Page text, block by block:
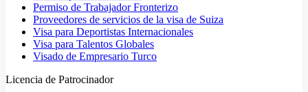
Permiso de Trabajador Fronterizo
Proveedores de servicios de la visa de Suiza
Visa para Deportistas Internacionales
Visa para Talentos Globales
Visado de Empresario Turco
Licencia de Patrocinador